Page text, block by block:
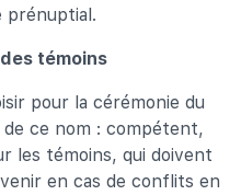
prénuptial.
témoins
pour la cérémonie du
de ce nom : compétent,
les témoins, qui doivent
en cas de conflits en